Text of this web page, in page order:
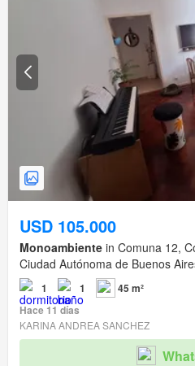
USD 105.000
Monoambiente in Comuna 12,
Ciudad Autónoma de Buenos
1 1
45 m²
Hace 11 días
KARINA ANDREA SANCHEZ